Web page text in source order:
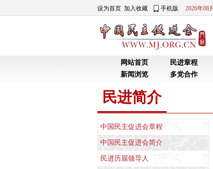
设为首页 加入收藏 手机版 2026年08
网站首页 民进章程
新闻浏览
多党合作
民进简介
中国民主促进会章程
中国民主促进会简介
民进历届领导人